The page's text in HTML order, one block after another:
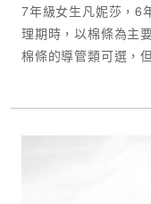
7年級女生凡妮莎，6
理期時，以棉條為主
棉條的導管類可選，